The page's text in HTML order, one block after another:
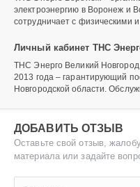
электроэнергию в Воронеж и
сотрудничает с физическими
Личный кабинет ТНС
ТНС Энерго Великий
2013 года – гарантирующий
Новгородской области.
ДОБАВИТЬ ОТЗЫВ
Оставьте свой отзыв,
материала или задайте